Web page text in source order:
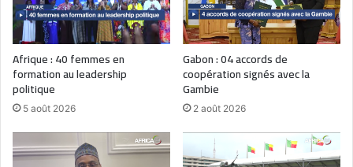
Afrique : 40 femmes en
formation au leadership
politique
5 août 2026
Gabon : 04 accords de
coopération signés avec la
Gambie
2 août 2026